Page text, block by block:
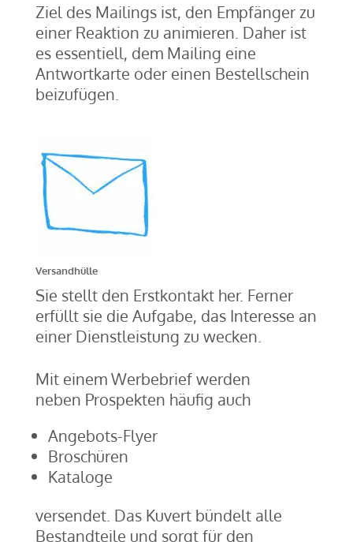
Ziel des Mailings ist, den Empfänger zu
einer Reaktion zu animieren. Daher ist
es essentiell, dem Mailing eine
Antwortkarte oder einen Bestellschein
beizufügen.
Versandhülle
Sie stellt den Erstkontakt her. Ferner
erfüllt sie die Aufgabe, das Interesse an
einer Dienstleistung zu wecken.
Mit einem Werbebrief werden
neben Prospekten häufig auch
Angebots-Flyer
Broschüren
Kataloge
versendet. Das Kuvert bündelt alle
Bestandteile und sorgt für den